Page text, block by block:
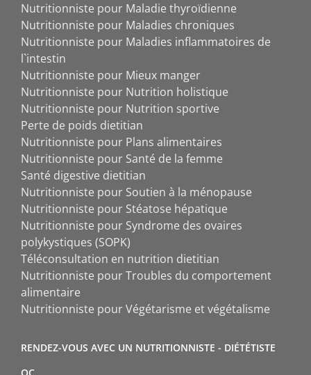
Nutritionniste pour Maladie thyroïdienne
Nutritionniste pour Maladies chroniques
Nutritionniste pour Maladies inflammatoires de
l`intestin
Nutritionniste pour Mieux manger
Nutritionniste pour Nutrition holistique
Nutritionniste pour Nutrition sportive
Perte de poids dietitian
Nutritionniste pour Plans alimentaires
Nutritionniste pour Santé de la femme
Santé digestive dietitian
Nutritionniste pour Soutien à la ménopause
Nutritionniste pour Stéatose hépatique
Nutritionniste pour Syndrome des ovaires
polykystiques (SOPK)
Téléconsultation en nutrition dietitian
Nutritionniste pour Troubles du comportement
alimentaire
Nutritionniste pour Végétarisme et végétalisme
RENDEZ-VOUS AVEC UN NUTRITIONNISTE - DIÉTÉTISTE